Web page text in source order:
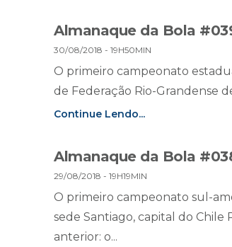
Almanaque da Bola
30/08/2018 - 19H50MIN
O primeiro campeonato
de Federação Rio-Grandense
Continue Lendo...
Almanaque da Bola
29/08/2018 - 19H19MIN
O primeiro campeonato sul-
sede Santiago, capital do Chile
anterior: o...